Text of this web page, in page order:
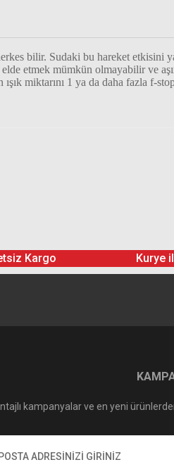
bilir. Sudaki bu hareket etkisini
etmek mümkün olmayabilir ve
miktarını 1 ya da daha fazla f-
Kargo Kurye
kampanyalar ve en yeni